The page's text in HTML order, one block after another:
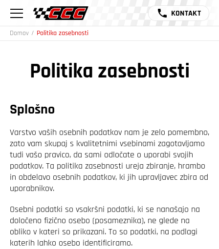
KONTAKT
Domov / Politika zasebnosti
Politika zasebnosti
Splošno
Varstvo vaših osebnih podatkov nam je zelo pomembno,
zato vam skupaj s kvalitetnimi vsebinami zagotavljamo
tudi vašo pravico, da sami odločate o uporabi svojih
podatkov. Ta politika zasebnosti ureja zbiranje, hrambo
in obdelavo osebnih podatkov, ki jih upravljavec zbira od
uporabnikov.
Osebni podatki so vsakršni podatki, ki se nanašajo na
določeno fizično osebo (posameznika), ne glede na
obliko v kateri so prikazani. To so podatki, na podlagi
katerih lahko osebo identificiramo.